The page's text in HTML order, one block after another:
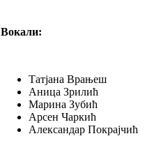
Вокали:
Татјана Врањеш
Аница Зрилић
Марина Зубић
Арсен Чаркић
Александар Покрајчић